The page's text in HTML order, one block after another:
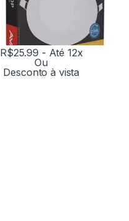
R$25.99 - Até 12x
Ou
Desconto à vista